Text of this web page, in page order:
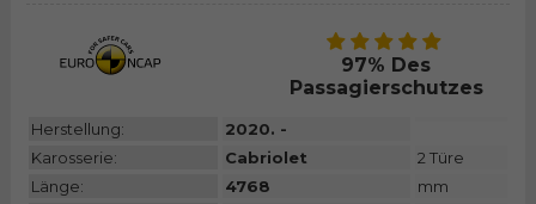
97% Des
Passagierschutzes
Herstellung:
2020. -
Karosserie:
Cabriolet
2 Türe
Länge:
4768
mm